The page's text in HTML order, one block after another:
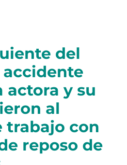
del
actora y su
al
trabajo con
reposo de